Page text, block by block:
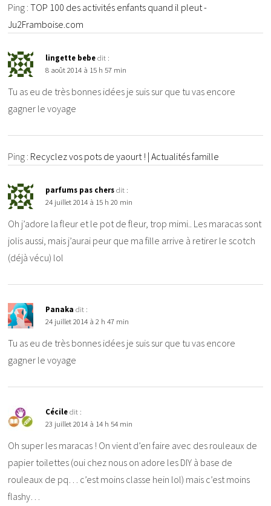
Ping :TOP 100 des activités enfants quand il pleut -
Ju2Framboise.com
lingette bebe dit :
8 août 2014 à 15 h 57 min
Tu as eu de très bonnes idées je suis sur que tu vas encore
gagner le voyage
Ping : Recyclez vos pots de yaourt ! | Actualités famille
parfums pas chers dit :
24 juillet 2014 à 15 h 20 min
Oh j’adore la fleur et le pot de fleur, trop mimi.. Les maracas sont
jolis aussi, mais j’aurai peur que ma fille arrive à retirer le scotch
(déjà vécu) lol
Panaka dit :
24 juillet 2014 à 2 h 47 min
Tu as eu de très bonnes idées je suis sur que tu vas encore
gagner le voyage
Cécile dit :
23 juillet 2014 à 14 h 54 min
Oh super les maracas ! On vient d’en faire avec des rouleaux de
papier toilettes (oui chez nous on adore les DIY à base de
rouleaux de pq… c’est moins classe hein lol) mais c’est moins
flashy…